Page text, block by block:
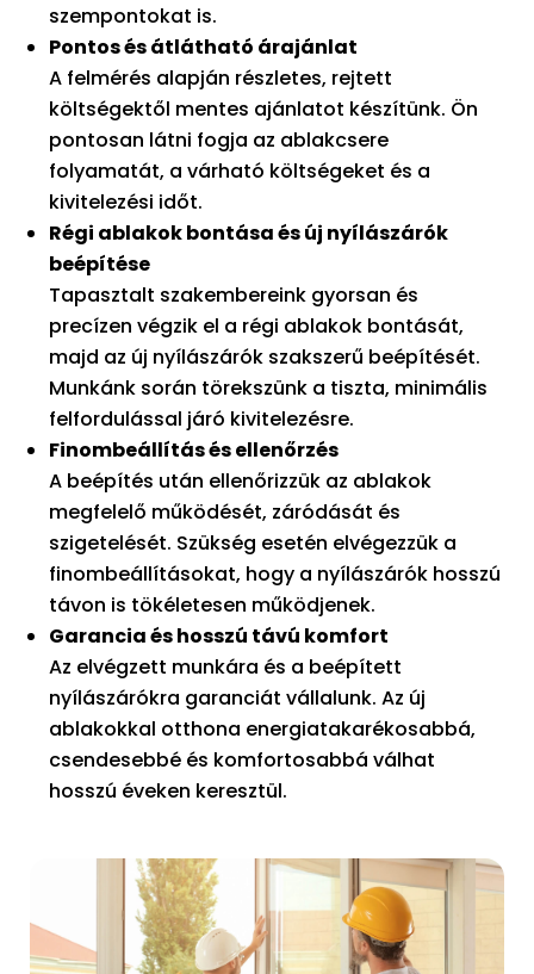
szempontokat is.
Pontos és átlátható árajánlat
A felmérés alapján részletes, rejtett
költségektől mentes ajánlatot készítünk. Ön
pontosan látni fogja az ablakcsere
folyamatát, a várható költségeket és a
kivitelezési időt.
Régi ablakok bontása és új nyílászárók
beépítése
Tapasztalt szakembereink gyorsan és
precízen végzik el a régi ablakok bontását,
majd az új nyílászárók szakszerű beépítését.
Munkánk során törekszünk a tiszta, minimális
felfordulással járó kivitelezésre.
Finombeállítás és ellenőrzés
A beépítés után ellenőrizzük az ablakok
megfelelő működését, záródását és
szigetelését. Szükség esetén elvégezzük a
finombeállításokat, hogy a nyílászárók hosszú
távon is tökéletesen működjenek.
Garancia és hosszú távú komfort
Az elvégzett munkára és a beépített
nyílászárókra garanciát vállalunk. Az új
ablakokkal otthona energiatakarékosabbá,
csendesebbé és komfortosabbá válhat
hosszú éveken keresztül.